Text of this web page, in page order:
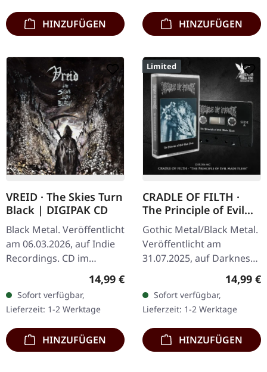
HINZUFÜGEN HINZUFÜGEN
VREID · The Skies Turn
Black | DIGIPAK CD
Black Metal. Veröffentlicht
am 06.03.2026, auf Indie
Recordings. CD im
DigiPak. Fünf Jahre sind
eine lange Zeit im Metal,
aber Vreid kehren mit
"The…
Regulärer Preis:
14,99 €
Sofort verfügbar,
Lieferzeit: 1-2 Werktage
HINZUFÜGEN
Limited
CRADLE OF FILTH ·
The Principle of Evil
Made Flesh | BLACK
TAPE
Gothic Metal/Black Metal.
Veröffentlicht am
31.07.2025, auf Darkness
Shall Rise Productions.
Schwarze Kassette, 5-
Panel-Cover, limitiert auf
500…
14,99 €
Sofort verfügbar,
Lieferzeit: 1-2 Werktage
HINZUFÜGEN